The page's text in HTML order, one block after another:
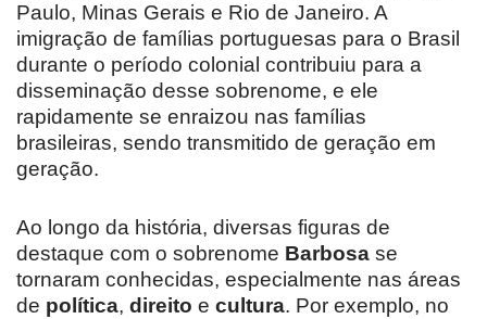
Paulo, Minas Gerais e Rio de Janeiro. A
imigração de famílias portuguesas para o Brasil
durante o período colonial contribuiu para a
disseminação desse sobrenome, e ele
rapidamente se enraizou nas famílias
brasileiras, sendo transmitido de geração em
geração.
Ao longo da história, diversas figuras de
destaque com o sobrenome Barbosa se
tornaram conhecidas, especialmente nas áreas
de política, direito e cultura. Por exemplo, no